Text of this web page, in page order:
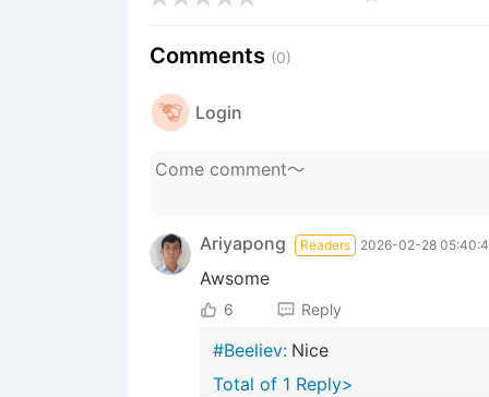
Comments (0)
Login
Ariyapong Readers 2026-02-28
Awsome
6 Reply
#Beeliev: Nice
Total of 1 Reply>